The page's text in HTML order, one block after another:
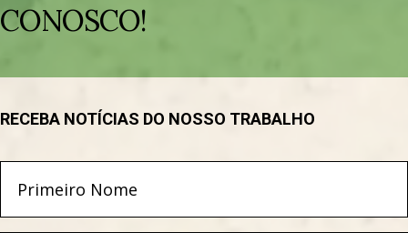
CONOSCO!
RECEBA NOTÍCIAS DO NOSSO TRABALHO